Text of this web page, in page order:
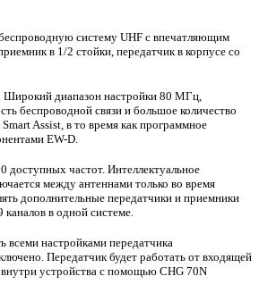
систему UHF с впечатляющим
в 1/2 стойки, передатчик в корпусе со
Широкий диапазон настройки 80 МГц,
беспроводной связи и большое количество
Assist, в то время как программное
EW-D.
доступных частот. Интеллектуальное
между антеннами только во время
дополнительные передатчики и приемники
в одной системе.
настройками передатчика
Передатчик будет работать от входящей
внутри устройства с помощью CHG 70N